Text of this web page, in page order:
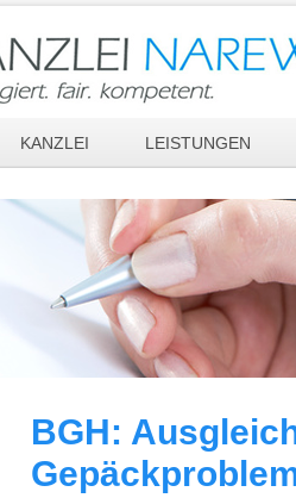
KANZLEI LEISTUNGEN
BGH: